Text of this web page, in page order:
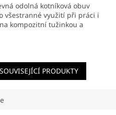
odolná kotníková obuv
všestranné využití při práci i
kompozitní tužinkou a
PRODUKTY